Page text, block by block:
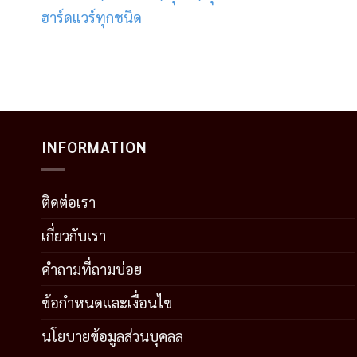
ฮาร์ดแวร์ทุกชนิด
INFORMATION
ติดต่อเรา
เกี่ยวกับเรา
คำถามที่ถามบ่อย
ข้อกำหนดและเงื่อนไข
นโยบายข้อมูลส่วนบุคลล